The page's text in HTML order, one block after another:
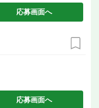
応募画面へ
応募画面へ